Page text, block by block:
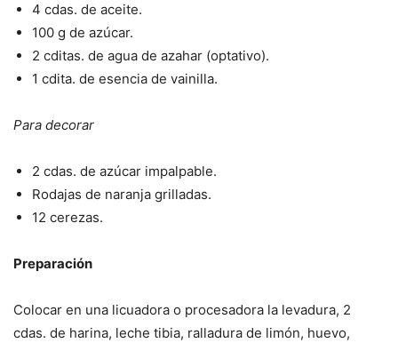
4 cdas. de aceite.
100 g de azúcar.
2 cditas. de agua de azahar (optativo).
1 cdita. de esencia de vainilla.
Para decorar
2 cdas. de azúcar impalpable.
Rodajas de naranja grilladas.
12 cerezas.
Preparación
Colocar en una licuadora o procesadora la levadura, 2
cdas. de harina, leche tibia, ralladura de limón, huevo,